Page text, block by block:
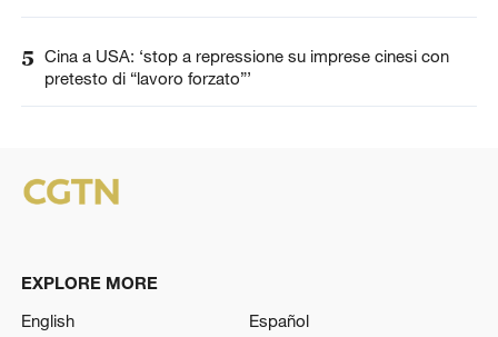
5 Cina a USA: ‘stop a repressione su imprese cinesi con
pretesto di “lavoro forzato”’
EXPLORE MORE
English
Español